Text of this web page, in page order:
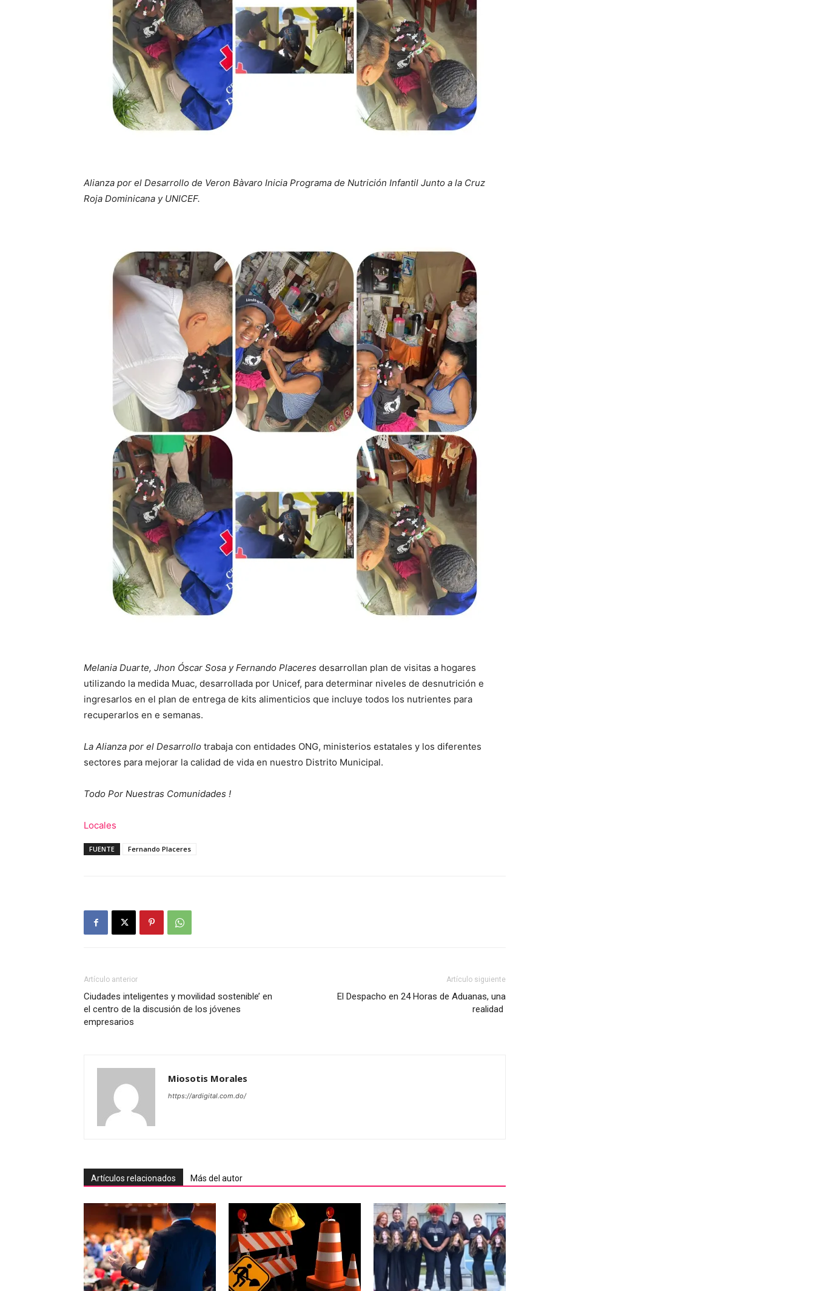
Alianza por el Desarrollo de Veron Bàvaro Inicia Programa de Nutrición Infantil Junto a la Cruz
Roja Dominicana y UNICEF.
Melania Duarte, Jhon Óscar Sosa y Fernando Placeres desarrollan plan de visitas a hogares
utilizando la medida Muac, desarrollada por Unicef, para determinar niveles de desnutrición e
ingresarlos en el plan de entrega de kits alimenticios que incluye todos los nutrientes para
recuperarlos en e semanas.
La Alianza por el Desarrollo trabaja con entidades ONG, ministerios estatales y los diferentes
sectores para mejorar la calidad de vida en nuestro Distrito Municipal.
Todo Por Nuestras Comunidades !
Locales
FUENTE Fernando Placeres
Artículo anterior
Ciudades inteligentes y movilidad sostenible’ en
el centro de la discusión de los jóvenes
empresarios
Artículo siguiente
El Despacho en 24 Horas de Aduanas, una
realidad
Miosotis Morales
https://ardigital.com.do/
Artículos relacionados Más del autor